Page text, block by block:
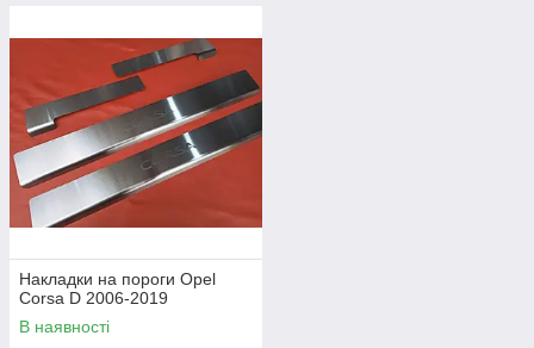
Накладки на пороги Opel
Corsa D 2006-2019
В наявності